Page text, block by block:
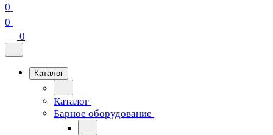
0
0
0
Каталог
Каталог
Барное оборудование